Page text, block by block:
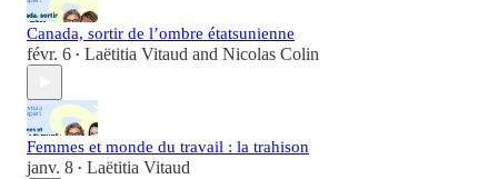
Canada, sortir de l’ombre étatsunienne
févr. 6 • Laëtitia Vitaud and Nicolas Colin
Femmes et monde du travail : la trahison
janv. 8 • Laëtitia Vitaud